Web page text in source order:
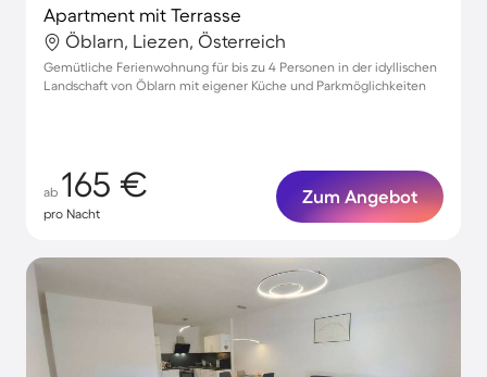
Apartment mit Terrasse
Öblarn, Liezen, Österreich
Gemütliche Ferienwohnung für bis zu 4 Personen in der idyllischen
Landschaft von Öblarn mit eigener Küche und Parkmöglichkeiten
ab 165 €
pro Nacht
Zum Angebot